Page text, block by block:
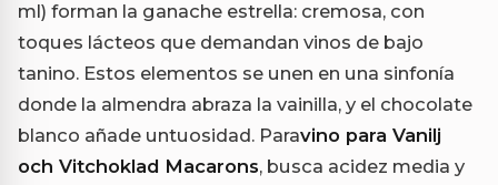
ml) forman la ganache estrella: cremosa, con
toques lácteos que demandan vinos de bajo
tanino. Estos elementos se unen en una sinfonía
donde la almendra abraza la vainilla, y el chocolate
blanco añade untuosidad. Paravino para Vanilj
och Vitchoklad Macarons, busca acidez media y